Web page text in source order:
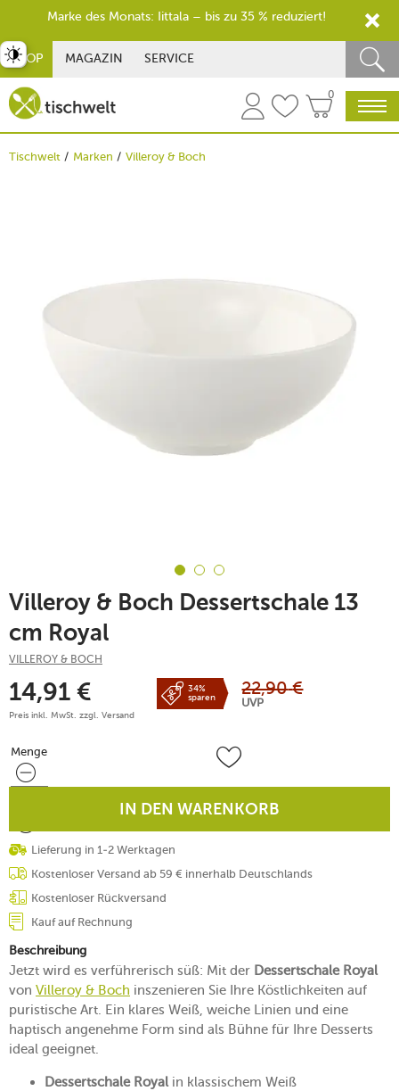
SHOP MAGAZIN SERVICE
0
Tischwelt Marken Villeroy & Boch
Villeroy & Boch Dessertschale 13
cm Royal
VILLEROY & BOCH
14,91 €
Preis inkl. MwSt. zzgl. Versand
34%
sparen
22,90 €
UVP
Menge
Menge
IN DEN WARENKORB
Lieferung in 1-2 Werktagen
Kostenloser Versand ab 59 € innerhalb Deutschlands
Kostenloser Rückversand
Kauf auf Rechnung
Beschreibung
Jetzt wird es verführerisch süß: Mit der Dessertschale Royal
von Villeroy & Boch inszenieren Sie Ihre Köstlichkeiten auf
puristische Art. Ein klares Weiß, weiche Linien und eine
haptisch angenehme Form sind als Bühne für Ihre Desserts
ideal geeignet.
Dessertschale Royalin klassischem Weiß
umschalten
Marke des Monats: Iittala – bis zu 35 % reduziert!